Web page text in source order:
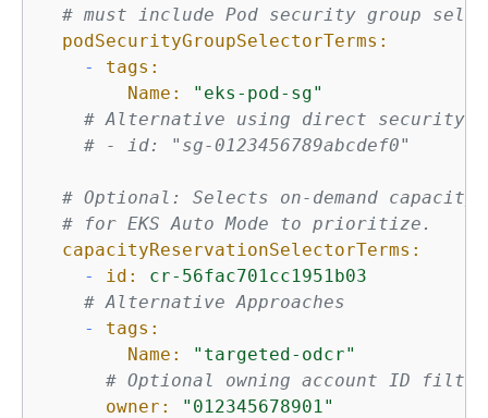
# must include Pod security group
podSecurityGroupSelectorTerms:
-
tags:
Name:
"eks-pod-sg"
# Alternative using direct security
# - id: "sg-0123456789abcdef0"
# Optional: Selects on-demand
# for EKS Auto Mode to prioritize.
capacityReservationSelectorTerms:
-
id:
cr-56fac701cc1951b03
# Alternative Approaches
-
tags:
Name:
"targeted-odcr"
# Optional owning account ID filter
owner:
"012345678901"